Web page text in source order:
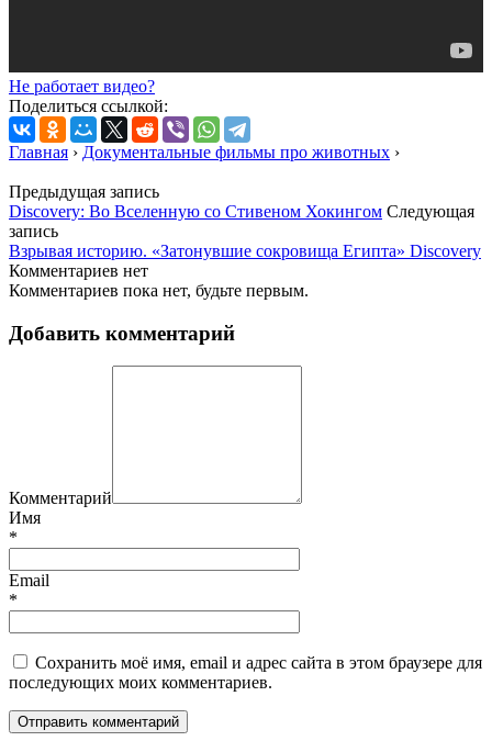
Не работает видео?
Поделиться ссылкой:
Главная › Документальные фильмы про животных ›
Предыдущая запись
Discovery: Во Вселенную со Стивеном Хокингом Следующая
запись
Взрывая историю. «Затонувшие сокровища Египта» Discovery
Комментариев нет
Комментариев пока нет, будьте первым.
Добавить комментарий
Комментарий
Имя
*
Email
*
Сохранить моё имя, email и адрес сайта в этом браузере для
последующих моих комментариев.